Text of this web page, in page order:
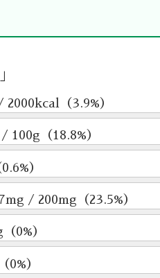
（3.9%）
100g（18.8%）
）
/ 200mg（23.5%）
0%）
）